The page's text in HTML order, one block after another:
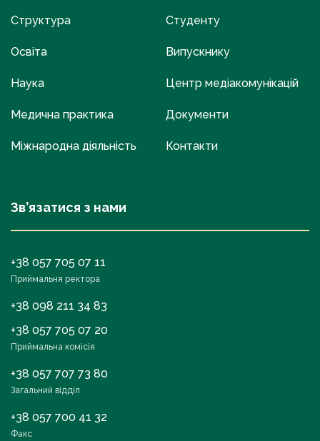
Структура
Освіта
Наука
Медична практика
Міжнародна діяльність
Студенту
Випускнику
Центр медіакомунікацій
Документи
Контакти
Зв’язатися з нами
+38 057 705 07 11
Приймальня ректора
+38 098 211 34 83
+38 057 705 07 20
Приймальна комісія
+38 057 707 73 80
Загальний відділ
+38 057 700 41 32
Факс